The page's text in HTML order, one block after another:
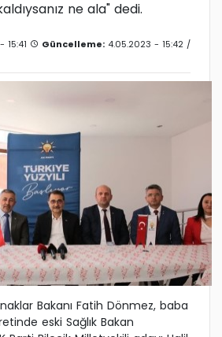
ne ala" dedi.
15:41 Güncelleme: 4.05.2023 - 15:42 /
Bakanı Fatih Dönmez, baba
eski Sağlık Bakan